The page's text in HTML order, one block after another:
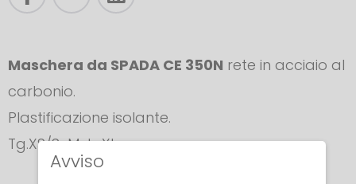
Maschera da SPADA CE 350N rete in acciaio al
carbonio.
Plastificazione isolante.
Tg.XS/S-M-L-XL
Avviso